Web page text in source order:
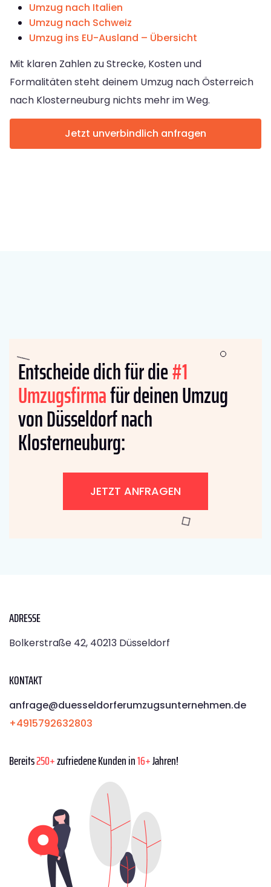
Umzug nach Italien
Umzug nach Schweiz
Umzug ins EU-Ausland – Übersicht
Mit klaren Zahlen zu Strecke, Kosten und
Formalitäten steht deinem Umzug nach Österreich
nach Klosterneuburg nichts mehr im Weg.
Jetzt unverbindlich anfragen
Entscheide dich für die#1
Umzugsfirmafür deinen Umzug
von Düsseldorf nach
Klosterneuburg:
JETZT ANFRAGEN
ADRESSE
Bolkerstraße 42, 40213 Düsseldorf
KONTAKT
anfrage@duesseldorferumzugsunternehmen.de
+4915792632803
Bereits250+zufriedene Kunden in16+Jahren!